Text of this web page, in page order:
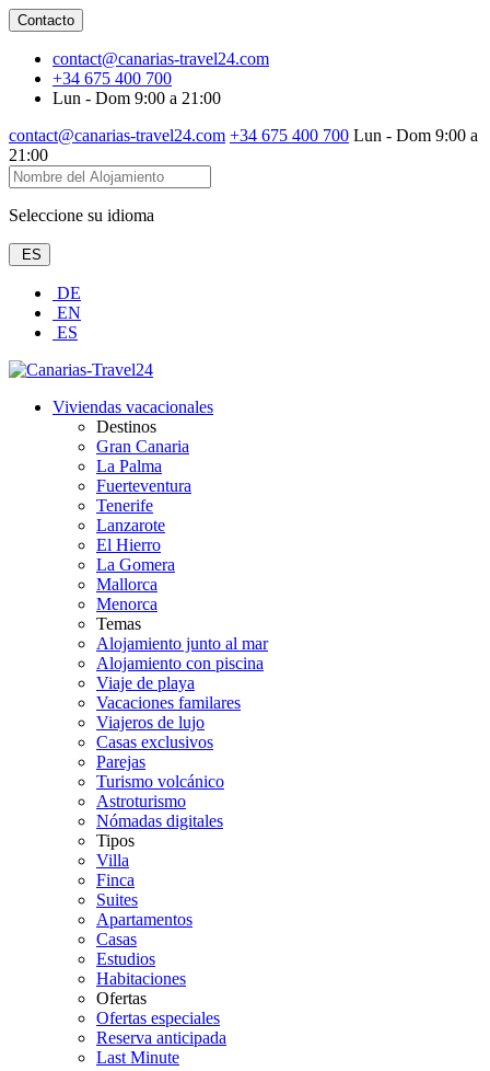
Contacto
contact@canarias-travel24.com
+34 675 400 700
Lun - Dom 9:00 a 21:00
contact@canarias-travel24.com +34 675 400 700 Lun - Dom 9:00 a
21:00
Seleccione su idioma
ES
DE
EN
ES
Viviendas vacacionales
Destinos
Gran Canaria
La Palma
Fuerteventura
Tenerife
Lanzarote
El Hierro
La Gomera
Mallorca
Menorca
Temas
Alojamiento junto al mar
Alojamiento con piscina
Viaje de playa
Vacaciones familares
Viajeros de lujo
Casas exclusivos
Parejas
Turismo volcánico
Astroturismo
Nómadas digitales
Tipos
Villa
Finca
Suites
Apartamentos
Casas
Estudios
Habitaciones
Ofertas
Ofertas especiales
Reserva anticipada
Last Minute